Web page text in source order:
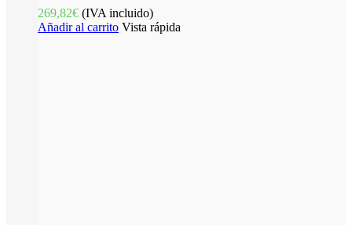
269,82€ (IVA incluido)
Añadir al carrito Vista rápida